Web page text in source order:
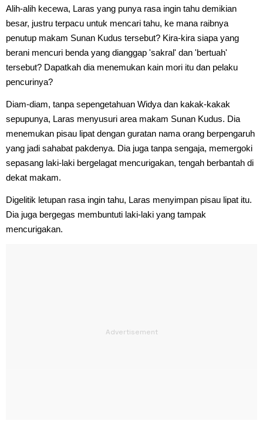
Alih-alih kecewa, Laras yang punya rasa ingin tahu demikian
besar, justru terpacu untuk mencari tahu, ke mana raibnya
penutup makam Sunan Kudus tersebut? Kira-kira siapa yang
berani mencuri benda yang dianggap 'sakral' dan 'bertuah'
tersebut? Dapatkah dia menemukan kain mori itu dan pelaku
pencurinya?
Diam-diam, tanpa sepengetahuan Widya dan kakak-kakak
sepupunya, Laras menyusuri area makam Sunan Kudus. Dia
menemukan pisau lipat dengan guratan nama orang berpengaruh
yang jadi sahabat pakdenya. Dia juga tanpa sengaja, memergoki
sepasang laki-laki bergelagat mencurigakan, tengah berbantah di
dekat makam.
Digelitik letupan rasa ingin tahu, Laras menyimpan pisau lipat itu.
Dia juga bergegas membuntuti laki-laki yang tampak
mencurigakan.